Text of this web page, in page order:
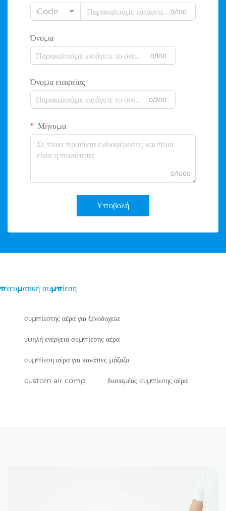
Code
0/100
Όνομα
0/100
Όνομα εταιρείας
0/200
Μήνυμα
0/1000
Υποβολή
πνευματική συμπίεση
συμπίεστης αέρα για ξενοδοχεία
υψηλή ενέργεια συμπίεσης αέρα
συμπίεση αέρα για κανάπες μάζαζα
custom air comp διανομέας συμπίεσης αέρα